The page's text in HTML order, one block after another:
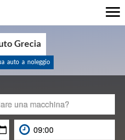
Grecia
auto a noleggio
